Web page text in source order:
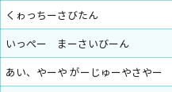
くゎっちーさびたん
いっぺー まーさいびーん
あい、やーや がーじゅーやさやー